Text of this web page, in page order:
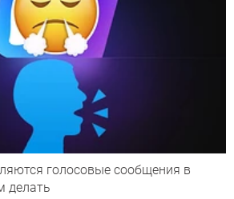
голосовые сообщения в
делать